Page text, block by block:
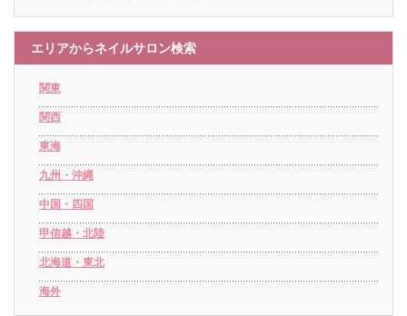
エリアからネイルサロン検索
関東
関西
東海
九州・沖縄
中国・四国
甲信越・北陸
北海道・東北
海外